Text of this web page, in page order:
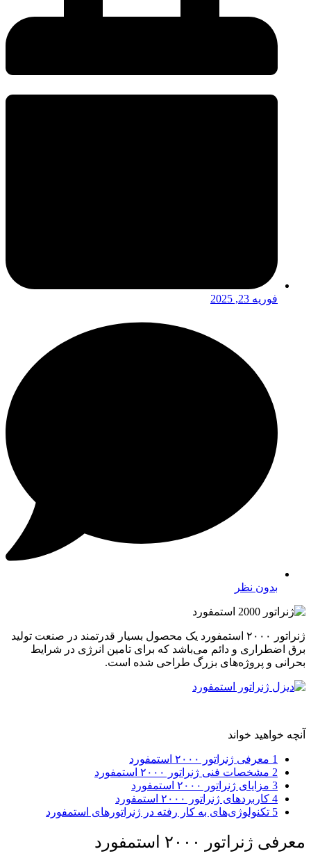
فوریه 23, 2025
بدون نظر
ژنراتور ۲۰۰۰ استمفورد یک محصول بسیار قدرتمند در صنعت تولید
برق اضطراری و دائم می‌باشد که برای تامین انرژی در شرایط
بحرانی و پروژه‌های بزرگ طراحی شده است.
آنچه خواهید خواند
1 معرفی ژنراتور ۲۰۰۰ استمفورد
2 مشخصات فنی ژنراتور ۲۰۰۰ استمفورد
3 مزایای ژنراتور ۲۰۰۰ استمفورد
4 کاربردهای ژنراتور ۲۰۰۰ استمفورد
5 تکنولوژی‌‌های به ‌کار رفته در ژنراتورهای استمفورد
معرفی ژنراتور ۲۰۰۰ استمفورد